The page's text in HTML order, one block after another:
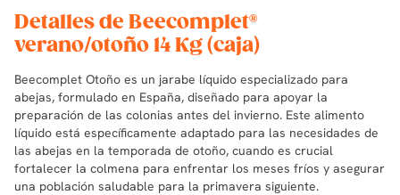
Detalles de Beecomplet®
verano/otoño 14 Kg (caja)
Beecomplet Otoño es un jarabe líquido especializado para
abejas, formulado en España, diseñado para apoyar la
preparación de las colonias antes del invierno. Este alimento
líquido está específicamente adaptado para las necesidades de
las abejas en la temporada de otoño, cuando es crucial
fortalecer la colmena para enfrentar los meses fríos y asegurar
una población saludable para la primavera siguiente.